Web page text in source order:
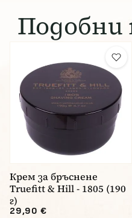
Крем за бръснене
Truefitt & Hill - 1805 (190
г)
29,90 €